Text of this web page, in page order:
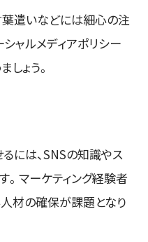
遣いなどには細心の注
ャルメディアポリシー
しょう。
には、SNSの知識やス
マーケティング経験者
材の確保が課題となり